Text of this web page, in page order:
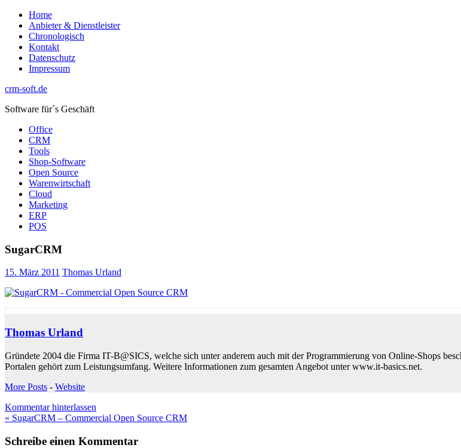
Zum
Inhalt
springen
Home
Anbieter & Dienstleister
Chronologisch
Kontakt
Datenschutz
Impressum
crm-soft.de
Software für´s Geschäft
Office
CRM
Tools
Shop-Software
Open Source
Warenwirtschaft
Cloud
Marketing
ERP
POS
SugarCRM
15. März 2011 Thomas Urland
Thomas Urland
Gründete 2004 die Firma IT-B@SICS, welche sich unter anderem auch mit der Programmierung von Online-Shops
Portalen gehört zum Leistungsumfang. Weitere Informationen zum gesamten Angebot unter www.it-basics.net.
More Posts - Website
Kommentar hinterlassen
Beitragsnavigation
« SugarCRM – Commercial Open Source CRM
Schreibe einen Kommentar